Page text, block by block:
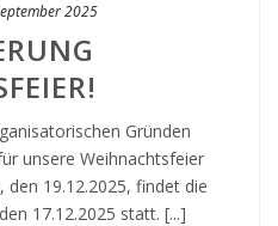
2025
Gründen
unsere Weihnachtsfeier
19.12.2025, findet die
17.12.2025 statt. [...]